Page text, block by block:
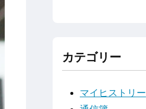
カテゴリー
マイヒストリー